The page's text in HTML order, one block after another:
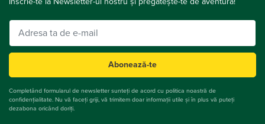
Abonează-te
Completând formularul de newsletter sunteți de acord cu politica noastră de
confidențialitate. Nu vă faceți griji, vă trimitem doar informații utile și în plus vă puteți
dezabona oricând doriți.